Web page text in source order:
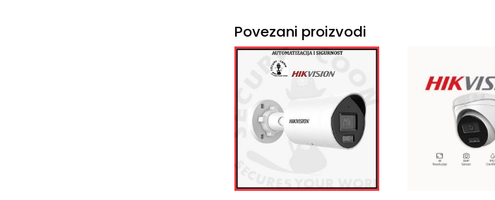
Povezani proizvodi